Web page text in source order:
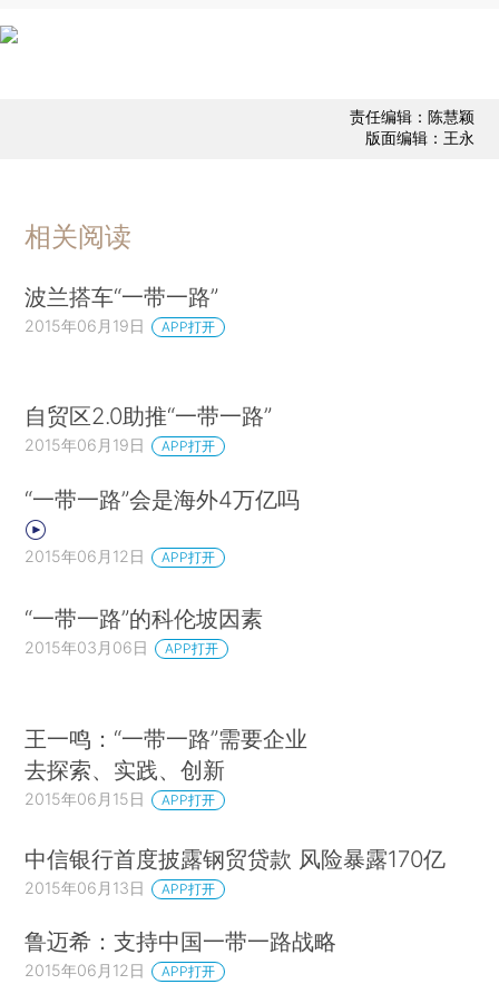
责任编辑：陈慧颖
版面编辑：王永
相关阅读
波兰搭车“一带一路”
2015年06月19日 APP打开
自贸区2.0助推“一带一路”
2015年06月19日 APP打开
“一带一路”会是海外4万亿吗
2015年06月12日 APP打开
“一带一路”的科伦坡因素
2015年03月06日 APP打开
王一鸣：“一带一路”需要企业
去探索、实践、创新
2015年06月15日 APP打开
中信银行首度披露钢贸贷款 风险暴露170亿
2015年06月13日 APP打开
鲁迈希：支持中国一带一路战略
2015年06月12日 APP打开